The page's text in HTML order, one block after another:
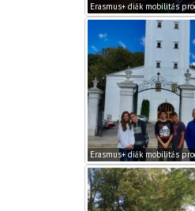
Erasmus+ diák mobilitás
Erasmus+ diák mobilitás